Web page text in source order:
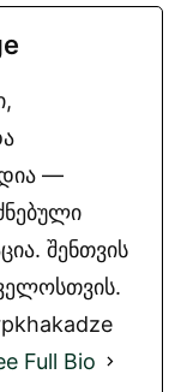
—
შენთვის
Full Bio